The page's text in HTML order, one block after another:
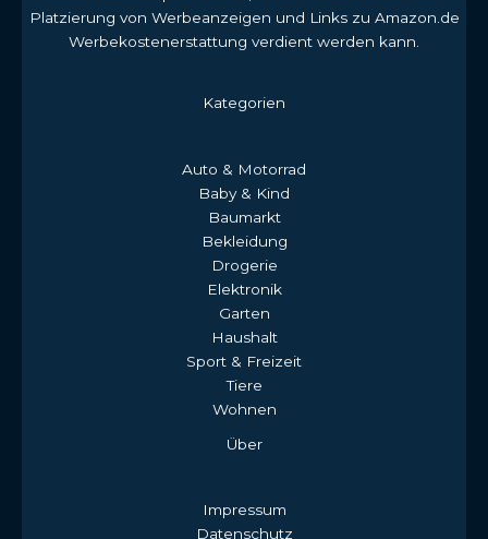
Platzierung von Werbeanzeigen und Links zu Amazon.de
Werbekostenerstattung verdient werden kann.
Kategorien
Auto & Motorrad
Baby & Kind
Baumarkt
Bekleidung
Drogerie
Elektronik
Garten
Haushalt
Sport & Freizeit
Tiere
Wohnen
Über
Impressum
Datenschutz